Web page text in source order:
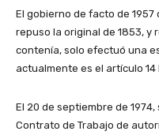
El gobierno de facto de
repuso la original de 1853, y
contenía, solo efectuó una
actualmente es el artículo 14
El 20 de septiembre de
Contrato de Trabajo de